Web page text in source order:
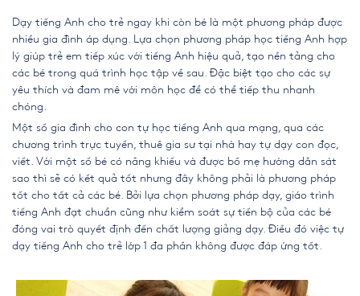
Dạy tiếng Anh cho trẻ ngay khi còn bé là một phương pháp được
nhiều gia đình áp dụng. Lựa chọn phương pháp học tiếng Anh hợp
lý giúp trẻ em tiếp xúc với tiếng Anh hiệu quả, tạo nền tảng cho
các bé trong quá trình học tập về sau. Đặc biệt tạo cho các sự
yêu thích và đam mê với môn học để có thể tiếp thu nhanh
chóng.
Một số gia đình cho con tự học tiếng Anh qua mạng, qua các
chương trình trực tuyến, thuê gia sư tại nhà hay tự dạy con đọc,
viết. Với một số bé có năng khiếu và được bố mẹ hướng dẫn sát
sao thì sẽ có kết quả tốt nhưng đây không phải là phương pháp
tốt cho tất cả các bé. Bởi lựa chọn phương pháp dạy, giáo trình
tiếng Anh đạt chuẩn cũng như kiểm soát sự tiến bộ của các bé
đóng vai trò quyết định đến chất lượng giảng dạy. Điều đó việc tự
dạy tiếng Anh cho trẻ lớp 1 đa phần không được đáp ứng tốt.